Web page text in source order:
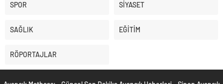
SPOR SİYASET
SAĞLIK EĞİTİM
RÖPORTAJLAR